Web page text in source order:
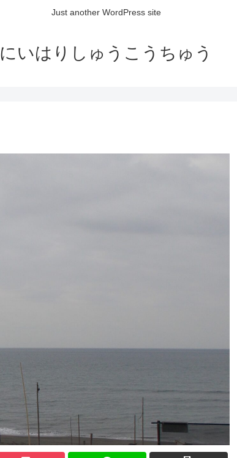
Just another WordPress site
にいはりしゅうこうちゅう